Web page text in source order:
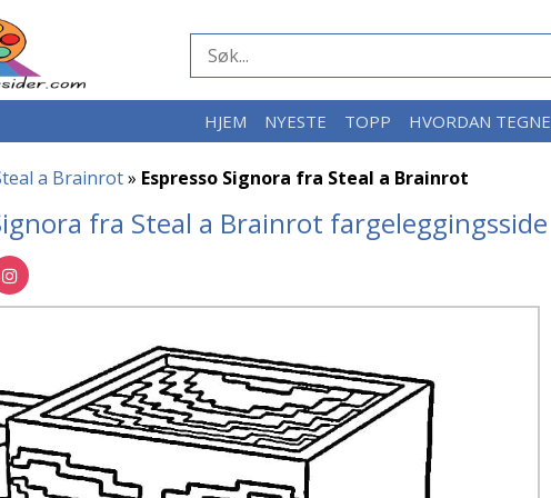
HJEM NYESTE TOPP HVORDAN TEGNE
a Brainrot» Espresso Signora fra Steal a Brainrot
fra Steal a Brainrot fargeleggingsside